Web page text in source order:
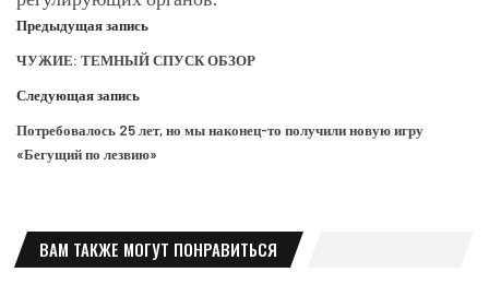
Предыдущая запись
ЧУЖИЕ: ТЕМНЫЙ СПУСК ОБЗОР
Следующая запись
Потребовалось 25 лет, но мы наконец-то получили новую игру
«Бегущий по лезвию»
ВАМ ТАКЖЕ МОГУТ ПОНРАВИТЬСЯ